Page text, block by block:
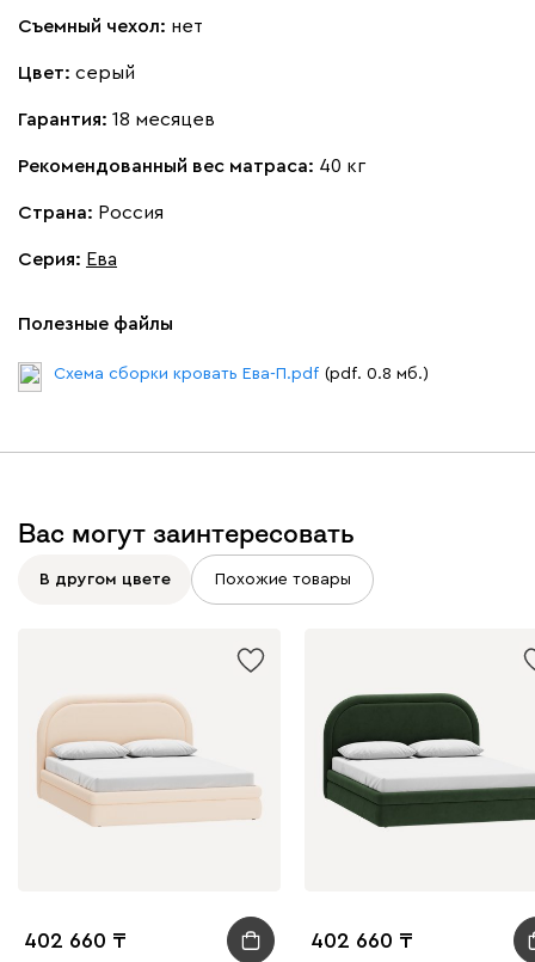
230 240 396
Дарте
Графит
Съемный чехол: нет
Цвет: серый
Гарантия: 18 месяцев
Рекомендованный вес матраса: 40 кг
Страна: Россия
Серия: Ева
Полезные файлы
Схема сборки кровать Ева-П.pdf (pdf. 0.8 мб.)
Вас могут заинтересовать
В другом цвете Похожие товары
402 660 402 660